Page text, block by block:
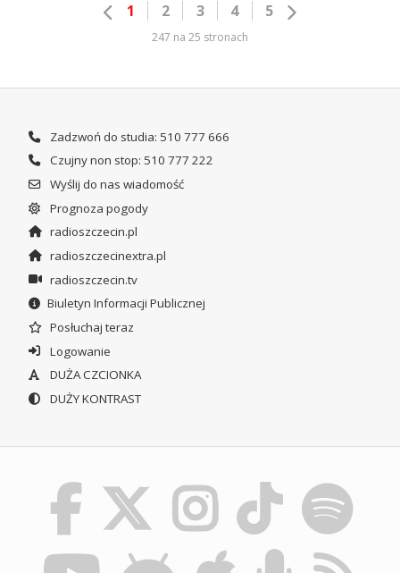
1 2 3 4 5
247 na 25 stronach
Zadzwoń do studia: 510 777 666
Czujny non stop: 510 777 222
Wyślij do nas wiadomość
Prognoza pogody
radioszczecin.pl
radioszczecinextra.pl
radioszczecin.tv
Biuletyn Informacji Publicznej
Posłuchaj teraz
Logowanie
DUŻA CZCIONKA
DUŻY KONTRAST